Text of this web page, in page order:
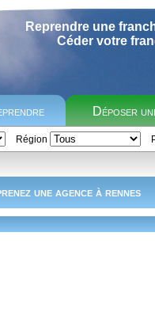
Reprendre une
Céder votre
Déposer
Région
une agence à rennes